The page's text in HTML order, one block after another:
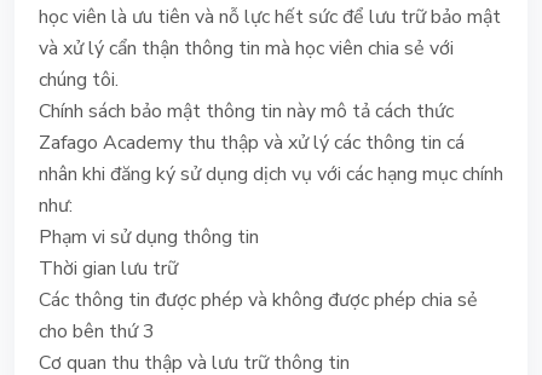
học viên là ưu tiên và nỗ lực hết sức để lưu trữ bảo mật
và xử lý cẩn thận thông tin mà học viên chia sẻ với
chúng tôi.
Chính sách bảo mật thông tin này mô tả cách thức
Zafago Academy thu thập và xử lý các thông tin cá
nhân khi đăng ký sử dụng dịch vụ với các hạng mục chính
như:
Phạm vi sử dụng thông tin
Thời gian lưu trữ
Các thông tin được phép và không được phép chia sẻ
cho bên thứ 3
Cơ quan thu thập và lưu trữ thông tin